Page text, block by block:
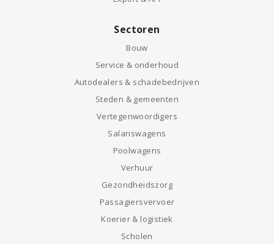
Sectoren
Bouw
Service & onderhoud
Autodealers & schadebedrijven
Steden & gemeenten
Vertegenwoordigers
Salariswagens
Poolwagens
Verhuur
Gezondheidszorg
Passagiersvervoer
Koerier & logistiek
Scholen